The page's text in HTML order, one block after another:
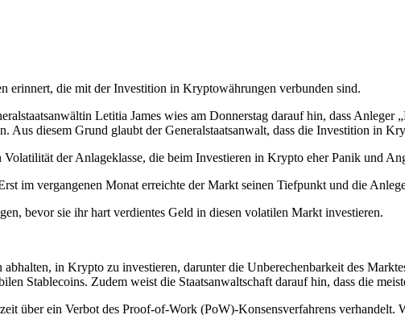
erinnert, die mit der Investition in Kryptowährungen verbunden sind.
Letitia James wies am Donnerstag darauf hin, dass Anleger
Aus diesem Grund glaubt der Generalstaatsanwalt, dass die Investition in
Volatilität der Anlageklasse, die beim Investieren in Krypto eher Panik und
im vergangenen Monat erreichte der Markt seinen Tiefpunkt und die
bevor sie ihr hart verdientes Geld in diesen volatilen Markt investieren.
in Krypto zu investieren, darunter die Unberechenbarkeit des
Stablecoins. Zudem weist die Staatsanwaltschaft darauf hin, dass die
über ein Verbot des Proof-of-Work (PoW)-Konsensverfahrens verhandelt.